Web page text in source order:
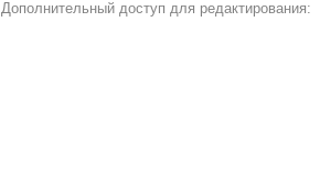
Дополнительный доступ для редактирования: